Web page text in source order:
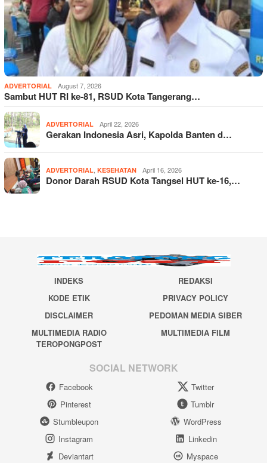
ADVERTORIAL August 7, 2026
Sambut HUT RI ke-81, RSUD Kota Tangerang…
ADVERTORIAL April 22, 2026
Gerakan Indonesia Asri, Kapolda Banten d…
ADVERTORIAL KESEHATAN April 16, 2026
Donor Darah RSUD Kota Tangsel HUT ke-16,…
INDEKS
REDAKSI
KODE ETIK
PRIVACY POLICY
DISCLAIMER
PEDOMAN MEDIA SIBER
MULTIMEDIA RADIO
TEROPONGPOST
MULTIMEDIA FILM
SOCIAL NETWORK
Facebook
Twitter
Pinterest
Tumblr
Stumbleupon
WordPress
Instagram
Linkedin
Deviantart
Myspace